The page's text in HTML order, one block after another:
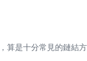
算是十分常見的鏈結方